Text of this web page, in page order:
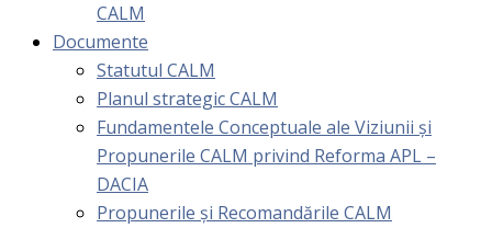
CALM
Documente
Statutul CALM
Planul strategic CALM
Fundamentele Conceptuale ale Viziunii și
Propunerile CALM privind Reforma APL –
DACIA
Propunerile și Recomandările CALM